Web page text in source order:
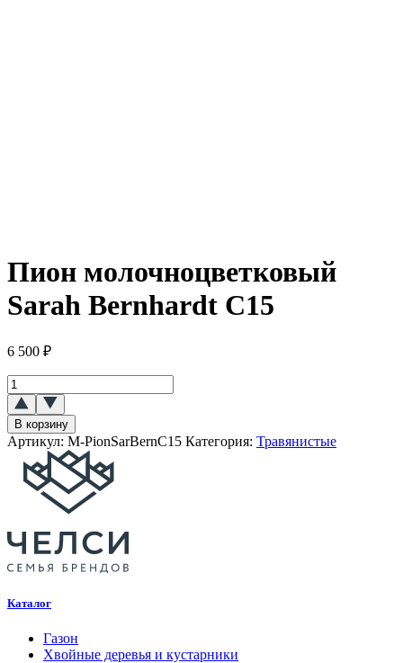
Пион молочноцветковый
Sarah Bernhardt C15
6 500 ₽
Количество
товара
★Пион
молочноцветковый
`Sarah
Bernhardt`
C15
В корзину
Артикул: M-PionSarBernC15 Категория: Травянистые
Каталог
Газон
Хвойные деревья и кустарники